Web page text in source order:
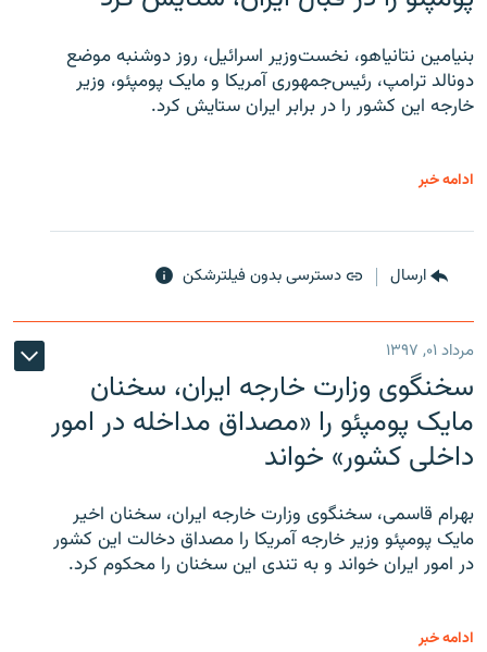
بنیامین نتانیاهو، نخست‌وزیر اسرائیل، روز دوشنبه موضع
دونالد ترامپ، رئیس‌جمهوری آمریکا و مایک پومپئو، وزیر
خارجه این کشور را در برابر ایران ستایش کرد.
ادامه خبر
ارسال دسترسی بدون فیلترشکن
مرداد ۰۱, ۱۳۹۷
سخنگوی وزارت خارجه ایران، سخنان
مایک پومپئو را «مصداق مداخله در امور
داخلی کشور» خواند
بهرام قاسمی، سخنگوی وزارت خارجه ایران، سخنان اخیر
مایک پومپئو وزیر خارجه آمریکا را مصداق دخالت این کشور
در امور ایران خواند و به تندی این سخنان را محکوم کرد.
ادامه خبر